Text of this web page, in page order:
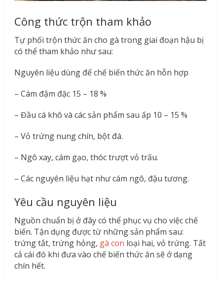
Công thức trộn tham khảo
Tự phối trộn thức ăn cho gà trong giai đoạn hậu bị
có thể tham khảo như sau:
Nguyên liệu dùng để chế biến thức ăn hỗn hợp
– Cám đậm đặc 15 – 18 %
– Đầu cá khô và các sản phẩm sau ấp 10 – 15 %
– Vỏ trứng nung chín, bột đá.
– Ngô xay, cám gạo, thóc trượt vỏ trấu.
– Các nguyên liệu hạt như cám ngô, đậu tương.
Yêu cầu nguyên liệu
Nguồn chuẩn bị ở đây có thể phục vụ cho việc chế
biến. Tận dụng được từ những sản phẩm sau:
trứng tắt, trứng hỏng, gà con loại hai, vỏ trứng. Tất
cả cái đó khi đưa vào chế biến thức ăn sẽ ở dạng
chín hết.